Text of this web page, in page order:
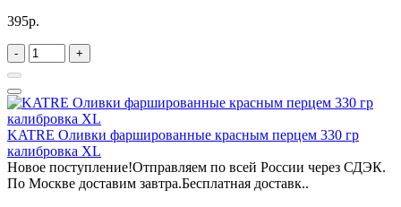
395р.
- +
KATRE Оливки фаршированные красным перцем 330 гр
калибровка XL
Новое поступление!Отправляем по всей России через СДЭК.
По Москве доставим завтра.Бесплатная доставк..